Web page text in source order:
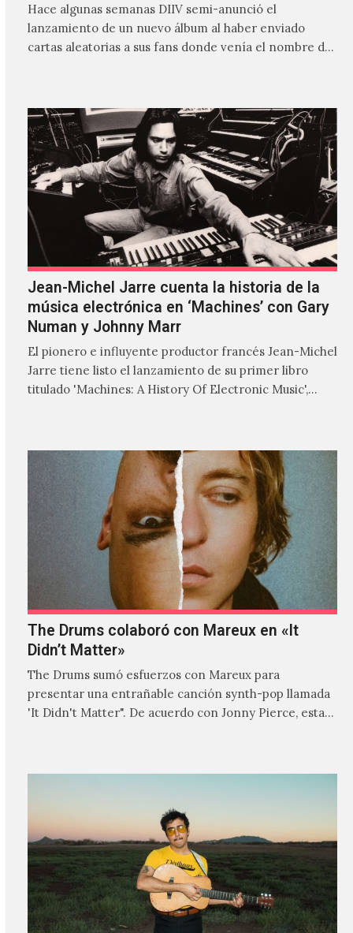
Hace algunas semanas DIIV semi-anunció el
lanzamiento de un nuevo álbum al haber enviado
cartas aleatorias a sus fans donde venía el nombre de
Jean-Michel Jarre cuenta la historia de la
música electrónica en ‘Machines’ con Gary
Numan y Johnny Marr
El pionero e influyente productor francés Jean-Michel
Jarre tiene listo el lanzamiento de su primer libro
titulado 'Machines: A History Of Electronic Music',
The Drums colaboró con Mareux en «It
Didn’t Matter»
The Drums sumó esfuerzos con Mareux para
presentar una entrañable canción synth-pop llamada
'It Didn't Matter". De acuerdo con Jonny Pierce, esta